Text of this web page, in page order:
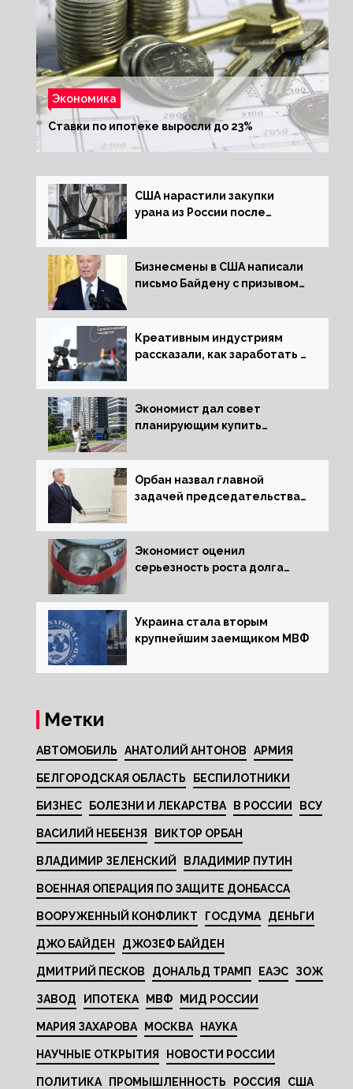
Экономика
Ставки по ипотеке выросли до 23%
США нарастили закупки
урана из России после
Бизнесмены в США написали
письмо Байдену с призывом
Креативным индустриям
рассказали, как заработать 2
экономики
Экономист дал совет
планирующим купить
Орбан назвал главной
задачей председательства
за мир
Экономист оценил
серьезность роста долга
Украина стала вторым
крупнейшим заемщиком МВФ
Метки
АВТОМОБИЛЬ АНАТОЛИЙ АНТОНОВ АРМИЯ
БЕЛГОРОДСКАЯ ОБЛАСТЬ БЕСПИЛОТНИКИ
БИЗНЕС БОЛЕЗНИ И ЛЕКАРСТВА В РОССИИ ВСУ
ВАСИЛИЙ НЕБЕНЗЯ ВИКТОР ОРБАН
ВЛАДИМИР ЗЕЛЕНСКИЙ ВЛАДИМИР ПУТИН
ВОЕННАЯ ОПЕРАЦИЯ ПО ЗАЩИТЕ ДОНБАССА
ВООРУЖЕННЫЙ КОНФЛИКТ ГОСДУМА ДЕНЬГИ
ДЖО БАЙДЕН ДЖОЗЕФ БАЙДЕН
ДМИТРИЙ ПЕСКОВ ДОНАЛЬД ТРАМП ЕАЭС ЗОЖ
ЗАВОД ИПОТЕКА МВФ МИД РОССИИ
МАРИЯ ЗАХАРОВА МОСКВА НАУКА
НАУЧНЫЕ ОТКРЫТИЯ НОВОСТИ РОССИИ
ПОЛИТИКА ПРОМЫШЛЕННОСТЬ РОССИЯ США